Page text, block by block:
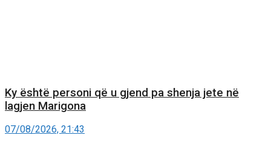
Ky është personi që u gjend pa shenja jete në
lagjen Marigona
07/08/2026, 21:43